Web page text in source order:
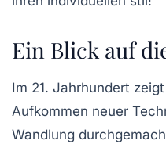
Ein Blick auf
Im 21. Jahrhundert
Aufkommen neuer
Wandlung